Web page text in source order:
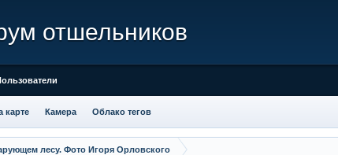
лесу. Фото Игоря Орловского
отшельников
карте Камера Облако тегов